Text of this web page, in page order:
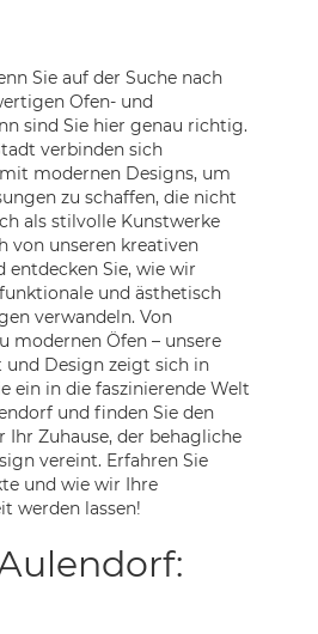
Sie auf der Suche nach
Ofen- und
sind Sie hier genau richtig.
verbinden sich
modernen Designs, um
zu schaffen, die nicht
als stilvolle Kunstwerke
von unseren kreativen
entdecken Sie, wie wir
und ästhetisch
verwandeln. Von
modernen Öfen – unsere
Design zeigt sich in
ein in die faszinierende Welt
und finden Sie den
Zuhause, der behagliche
vereint. Erfahren Sie
und wie wir Ihre
werden lassen!